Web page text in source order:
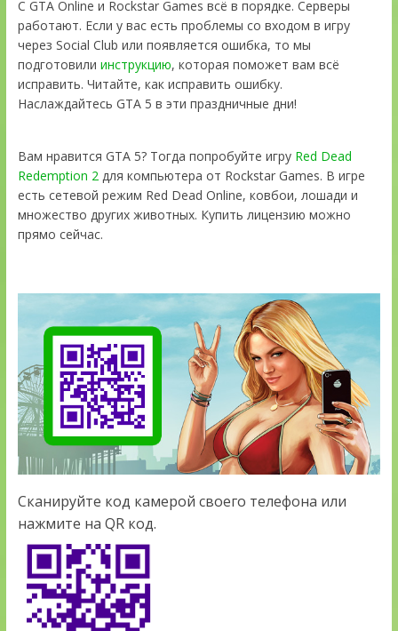
С GTA Online и Rockstar Games всё в порядке. Серверы
работают. Если у вас есть проблемы со входом в игру
через Social Club или появляется ошибка, то мы
подготовили инструкцию, которая поможет вам всё
исправить. Читайте, как исправить ошибку.
Наслаждайтесь GTA 5 в эти праздничные дни!
Вам нравится GTA 5? Тогда попробуйте игру Red Dead
Redemption 2для компьютера от Rockstar Games. В игре
есть сетевой режим Red Dead Online, ковбои, лошади и
множество других животных. Купить лицензию можно
прямо сейчас.
Сканируйте код камерой своего телефона или
нажмите на QR код.